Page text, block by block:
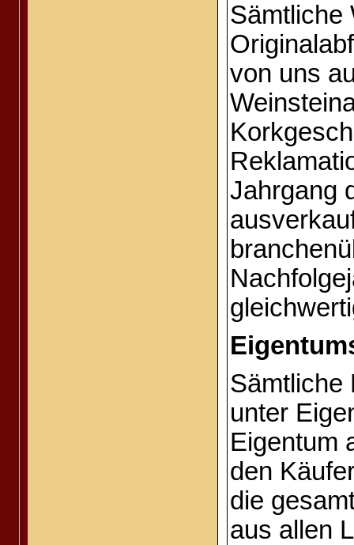
Sämtliche
von uns
Jahrgang
Sämtliche
unter
Eigentum
den
die
aus allen